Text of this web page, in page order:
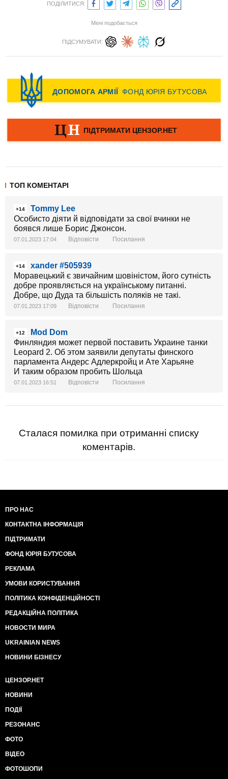
ПОДІЛИТИСЯ:
Мені подобається
ПІДСУМУВАТИ:
ТОП КОМЕНТАРІ
+14
Tommy Lee
Особисто діяти й відповідати за свої вчинки не
боявся лише Борис Джонсон.
07.01.2023 17:04 Відповісти Посилання
+14
xander #505939
Моравецький є звичайним шовіністом, його сутність
добре проявляється на українському питанні.
Добре, що Дуда та більшість поляків не такі.
07.01.2023 17:09 Відповісти Посилання
+12
Mod Dom
Финляндия может первой поставить Украине танки
Leopard 2. Об этом заявили депутаты финского
парламента Андерс Адлеркройц и Ате Харьяне
И таким образом пробить Шольца
07.01.2023 16:51 Відповісти Посилання
Сталася помилка при отриманні списку
коментарів.
ПРО НАС
КОНТАКТНА ІНФОРМАЦІЯ
ПІДТРИМАТИ
ФОНД ЮРІЯ БУТУСОВА
РЕКЛАМА
УМОВИ КОРИСТУВАННЯ
ПОЛІТИКА КОНФІДЕНЦІЙНОСТІ
РЕДАКЦІЙНА ПОЛІТИКА
НОВОСТИ МИРА
UKRAINIAN NEWS
НОВИНИ БІЗНЕСУ
ЦЕНЗОР.НЕТ
НОВИНИ
ПОДІЇ
РЕЗОНАНС
ФОТО
ВІДЕО
ФОТОШОПИ